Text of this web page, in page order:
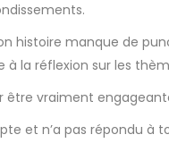
histoire manque de
à la réflexion sur les
être vraiment
et n’a pas répondu à